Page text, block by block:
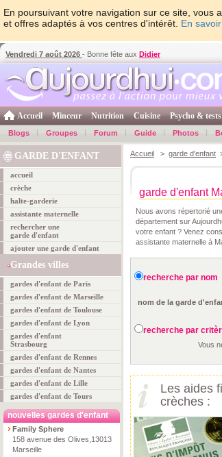
En poursuivant votre navigation sur ce site, vous
et offres adaptés à vos centres d'intérêt. En
Vendredi 7 août 2026 - Bonne fête aux Didier
Accueil Minceur Nutrition Cuisine Psycho & tests
Blogs Groupes Forum Guide Photos
GARDE D'ENFANT
accueil
crèche
halte-garderie
assistante maternelle
rechercher une
garde d'enfant
ajouter une garde d'enfant
Grandes villes
gardes d'enfant de Paris
gardes d'enfant de Marseille
gardes d'enfant de Toulouse
gardes d'enfant de Lyon
gardes d'enfant
Strasbourg
gardes d'enfant de Rennes
gardes d'enfant de Nantes
gardes d'enfant de Lille
gardes d'enfant de Tours
nouvelles gardes d'enfant
Family Sphere
158 avenue des Olives,13013
Marseille
Accueil > garde d'enfant
garde d'enfant
Nous avons répertorié
département sur
votre enfant ? Venez
assistante maternelle à
recherche par nom
nom de la garde
recherche par
Vous
Les aides
crèches :